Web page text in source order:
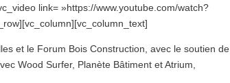
link= »https://www.youtube.com/watch?
et le Forum Bois Construction, avec le soutien de
Wood Surfer, Planète Bâtiment et Atrium,